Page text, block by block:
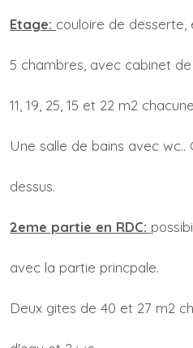
Etage: couloire de desserte,
5 chambres, avec cabinet
11, 19, 25, 15 et 22 m2
Une salle de bains avec wc..
dessus.
2eme partie en RDC:
avec la partie princpale.
Deux gites de 40 et 27 m2